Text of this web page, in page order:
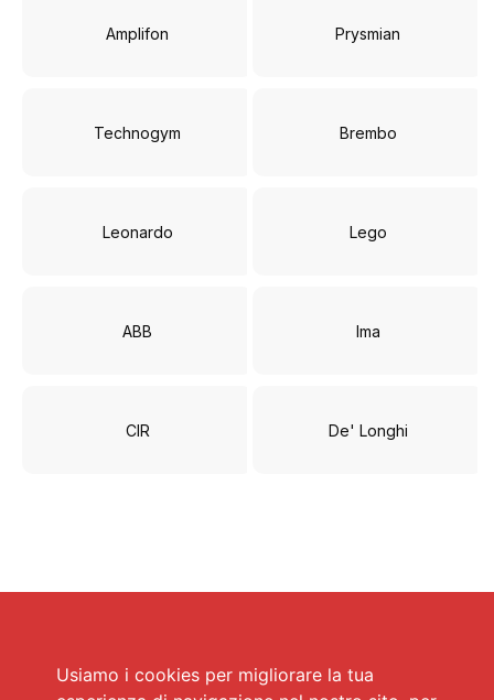
Usiamo i cookies per migliorare la tua
Amplifon Prysmian
Technogym Brembo
Leonardo Lego
ABB Ima
CIR De' Longhi